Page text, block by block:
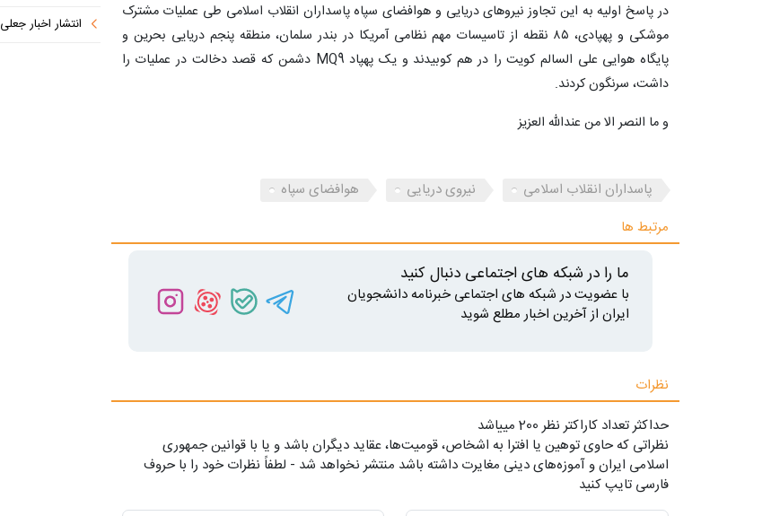
در پاسخ اولیه به این تجاوز نیروهای دریایی و هوافضای سپاه پاسداران انقلاب اسلامی طی عملیات مشترک
موشکی و پهپادی، ۸۵ نقطه از تاسیسات مهم نظامی آمریکا در بندر سلمان، منطقه پنجم دریایی بحرین و
پایگاه هوایی علی السالم کویت را در هم کوبیدند و یک پهپاد MQ9 دشمن که قصد دخالت در عملیات را
داشت، سرنگون کردند.
و ما النصر الا من عندالله العزیز
پاسداران انقلاب اسلامی نیروی دریایی
هوافضای سپاه
مرتبط ها
ما را در شبکه های اجتماعی دنبال کنید
با عضویت در شبکه های اجتماعی خبرنامه دانشجویان
ایران از آخرین اخبار مطلع شوید
نظرات
حداکثر تعداد کاراکتر نظر 200 ميياشد
نظراتی که حاوی توهین یا افترا به اشخاص، قومیت‌ها، عقاید دیگران باشد و یا با قوانین جمهوری
اسلامی ایران و آموزه‌های دینی مغایرت داشته باشد منتشر نخواهد شد - لطفاً نظرات خود را با حروف
فارسی تایپ کنید
انتشار اخبار جعلی